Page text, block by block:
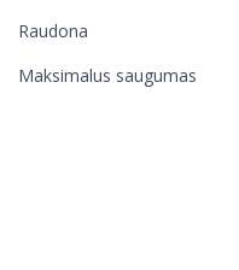
Raudona
Maksimalus saugumas